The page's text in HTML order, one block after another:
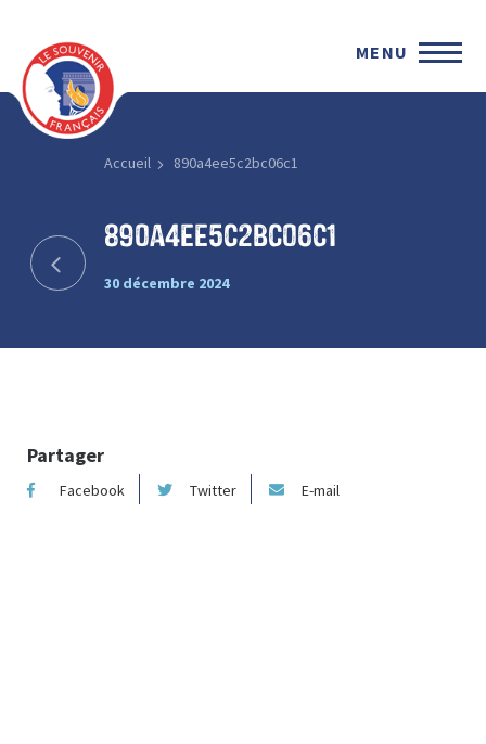
MENU
Accueil 890a4ee5c2bc06c1
890a4ee5c2bc06c1
30 décembre 2024
Partager
Facebook Twitter E-mail